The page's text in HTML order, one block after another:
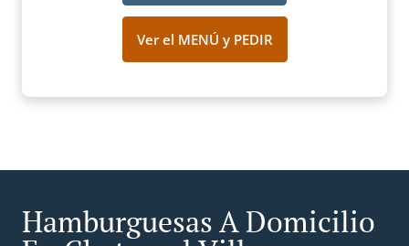
Ver el MENÚ y PEDIR
Hamburguesas A Domicilio